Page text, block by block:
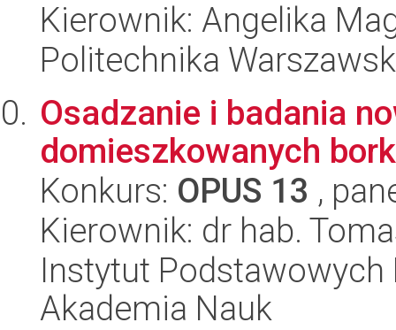
Kierownik: Angelika
Politechnika
Osadzanie i badania
domieszkowanych
Konkurs: OPUS 13 ,
Kierownik: dr hab.
Instytut
Akademia Nauk